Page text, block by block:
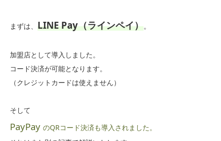
まずは、 LINE Pay（ラインペイ）。
加盟店として導入しました。
コード決済が可能となります。
（クレジットカードは使えません）
そして
PayPay のQRコード決済も導入されました。